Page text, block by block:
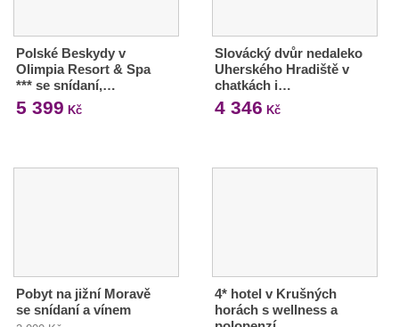
Polské Beskydy v
Olimpia Resort & Spa
*** se snídaní,…
5 399 Kč
Slovácký dvůr nedaleko
Uherského Hradiště v
chatkách i…
4 346 Kč
Pobyt na jižní Moravě
se snídaní a vínem
4* hotel v Krušných
horách s wellness a